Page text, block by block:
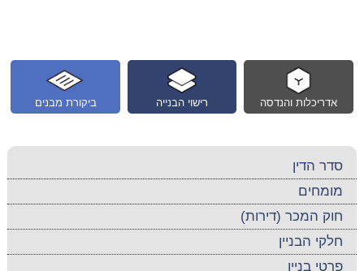
ביקורת מבנים רישוי הבנייה אדריכלות והנדסה
סדר הדין
מומחים
חוק המכר (דירות)
חלקי הבניין
פרטי בניין